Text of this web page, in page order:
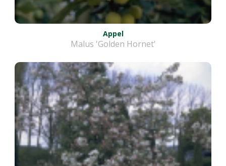
Appel
Malus 'Golden Hornet'